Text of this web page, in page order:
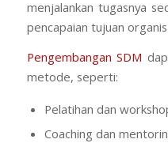
menjalankan tugasnya
pencapaian tujuan
Pengembangan SDM
metode, seperti:
Pelatihan dan
Coaching dan